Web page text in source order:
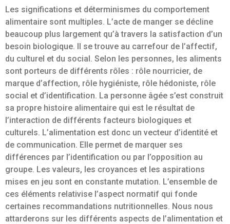
Les significations et déterminismes du comportement
alimentaire sont multiples. L’acte de manger se décline
beaucoup plus largement qu’à travers la satisfaction d’un
besoin biologique. Il se trouve au carrefour de l’affectif,
du culturel et du social. Selon les personnes, les aliments
sont porteurs de différents rôles : rôle nourricier, de
marque d’affection, rôle hygiéniste, rôle hédoniste, rôle
social et d’identification. La personne âgée s’est construit
sa propre histoire alimentaire qui est le résultat de
l’interaction de différents facteurs biologiques et
culturels. L’alimentation est donc un vecteur d’identité et
de communication. Elle permet de marquer ses
différences par l’identification ou par l’opposition au
groupe. Les valeurs, les croyances et les aspirations
mises en jeu sont en constante mutation. L’ensemble de
ces éléments relativise l’aspect normatif qui fonde
certaines recommandations nutritionnelles. Nous nous
attarderons sur les différents aspects de l’alimentation et